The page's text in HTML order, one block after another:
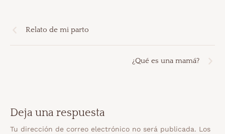
Relato de mi parto
¿Qué es una mamá?
Deja una respuesta
Tu dirección de correo electrónico no será publicada. Los